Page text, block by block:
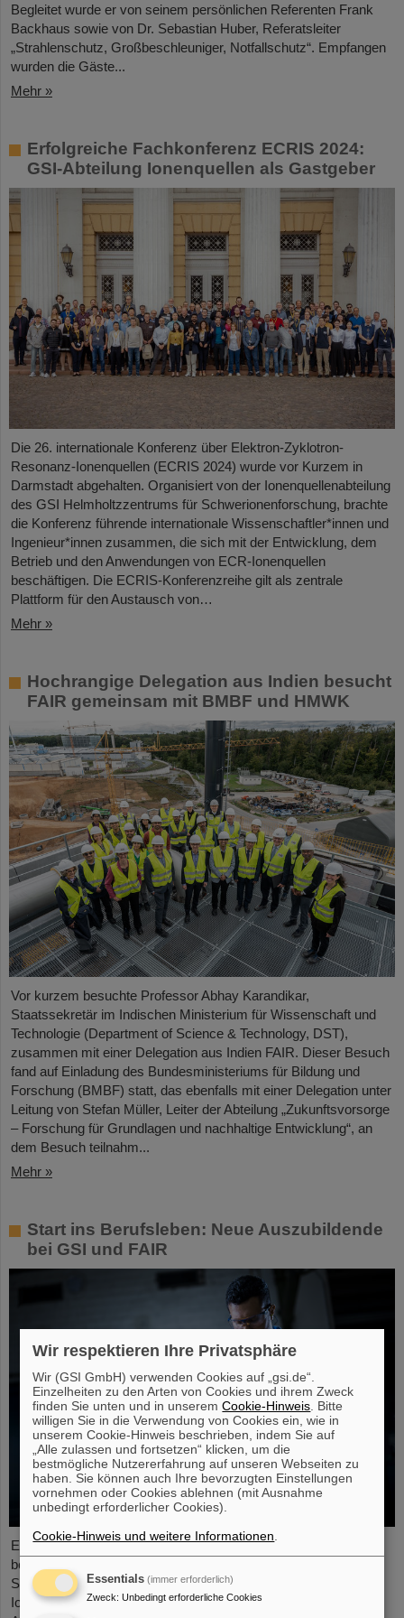
Begleitet wurde er von seinem persönlichen Referenten Frank
Backhaus sowie von Dr. Sebastian Huber, Referatsleiter
„Strahlenschutz, Großbeschleuniger, Notfallschutz“. Empfangen
wurden die Gäste...
Mehr »
Erfolgreiche Fachkonferenz ECRIS 2024:
GSI-Abteilung Ionenquellen als Gastgeber
Die 26. internationale Konferenz über Elektron-Zyklotron-
Resonanz-Ionenquellen (ECRIS 2024) wurde vor Kurzem in
Darmstadt abgehalten. Organisiert von der Ionenquellenabteilung
des GSI Helmholtzzentrums für Schwerionenforschung, brachte
die Konferenz führende internationale Wissenschaftler*innen und
Ingenieur*innen zusammen, die sich mit der Entwicklung, dem
Betrieb und den Anwendungen von ECR-Ionenquellen
beschäftigen. Die ECRIS-Konferenzreihe gilt als zentrale
Plattform für den Austausch von…
Mehr »
Hochrangige Delegation aus Indien besucht
FAIR gemeinsam mit BMBF und HMWK
Vor kurzem besuchte Professor Abhay Karandikar,
Staatssekretär im Indischen Ministerium für Wissenschaft und
Technologie (Department of Science & Technology, DST),
zusammen mit einer Delegation aus Indien FAIR. Dieser Besuch
fand auf Einladung des Bundesministeriums für Bildung und
Forschung (BMBF) statt, das ebenfalls mit einer Delegation unter
Leitung von Stefan Müller, Leiter der Abteilung „Zukunftsvorsorge
– Forschung für Grundlagen und nachhaltige Entwicklung“, an
dem Besuch teilnahm...
Mehr »
Start ins Berufsleben: Neue Auszubildende
bei GSI und FAIR
Ende August 2024 starteten zwölf junge Menschen in ihre
berufliche Zukunft am GSI Helmholtzzentrum für
Schwerionenforschung und bei FAIR (Facility for Antiproton and
Ion Research). Sie verteilen sich auf sechs verschiedene
Wir respektieren Ihre Privatsphäre
Wir (GSI GmbH) verwenden Cookies auf „gsi.de“.
Einzelheiten zu den Arten von Cookies und ihrem Zweck
finden Sie unten und in unseremCookie-Hinweis . Bitte
willigen Sie in die Verwendung von Cookies ein, wie in
unserem Cookie-Hinweis beschrieben, indem Sie auf
„Alle zulassen und fortsetzen“ klicken, um die
bestmögliche Nutzererfahrung auf unseren Webseiten zu
haben. Sie können auch Ihre bevorzugten Einstellungen
vornehmen oder Cookies ablehnen (mit Ausnahme
unbedingt erforderlicher Cookies).
Cookie-Hinweis und weitere Informationen
Essentials (immer erforderlich)
Zweck: Unbedingt erforderliche Cookies